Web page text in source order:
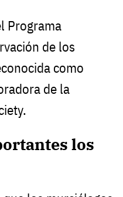
Programa
de los
como
de la
los